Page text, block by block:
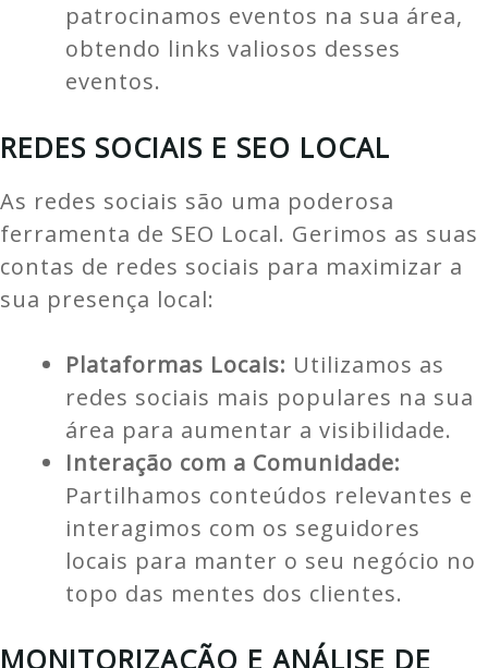
patrocinamos eventos na sua área,
obtendo links valiosos desses
eventos.
REDES SOCIAIS E SEO LOCAL
As redes sociais são uma poderosa
ferramenta de SEO Local. Gerimos as suas
contas de redes sociais para maximizar a
sua presença local:
Plataformas Locais: Utilizamos as
redes sociais mais populares na sua
área para aumentar a visibilidade.
Interação com a Comunidade:
Partilhamos conteúdos relevantes e
interagimos com os seguidores
locais para manter o seu negócio no
topo das mentes dos clientes.
MONITORIZAÇÃO E ANÁLISE DE